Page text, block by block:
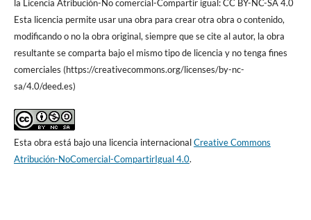
la Licencia Atribución-No comercial-Compartir igual: CC BY-NC-SA 4.0
Esta licencia permite usar una obra para crear otra obra o contenido,
modificando o no la obra original, siempre que se cite al autor, la obra
resultante se comparta bajo el mismo tipo de licencia y no tenga fines
comerciales (https://creativecommons.org/licenses/by-nc-
sa/4.0/deed.es)
Esta obra está bajo una licencia internacionalCreative Commons
Atribución-NoComercial-CompartirIgual 4.0.